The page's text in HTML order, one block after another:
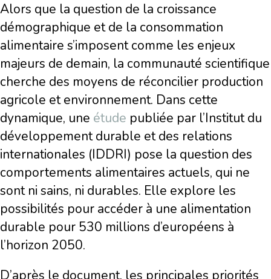
Alors que la question de la croissance
démographique et de la consommation
alimentaire s’imposent comme les enjeux
majeurs de demain, la communauté scientifique
cherche des moyens de réconcilier production
agricole et environnement. Dans cette
dynamique, une étude publiée par l’Institut du
développement durable et des relations
internationales (IDDRI) pose la question des
comportements alimentaires actuels, qui ne
sont ni sains, ni durables. Elle explore les
possibilités pour accéder à une alimentation
durable pour 530 millions d’européens à
l’horizon 2050.